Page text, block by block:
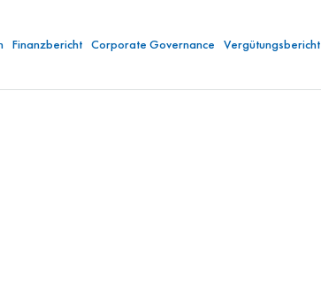
Finanzbericht Corporate Governance Vergütungsbericht